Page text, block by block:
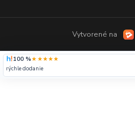
Vytvorené na
100 %★★★★★
rýchle dodanie